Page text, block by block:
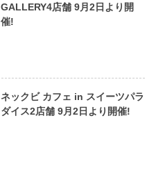
GALLERY4店舗 9月2日より開
催!
ネックビ カフェ in スイーツパラ
ダイス2店舗 9月2日より開催!